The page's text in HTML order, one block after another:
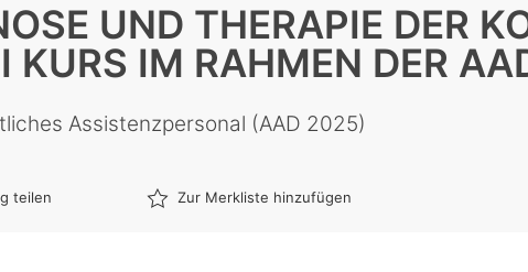
UND THERAPIE DER
KURS IM RAHMEN DER
Assistenzpersonal (AAD 2025)
teilen Zur Merkliste hinzufügen